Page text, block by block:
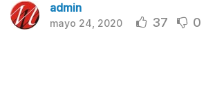
admin
mayo 24, 2020 37 0